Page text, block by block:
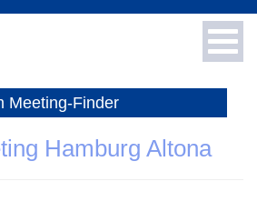
Meeting-Finder
Hamburg Altona